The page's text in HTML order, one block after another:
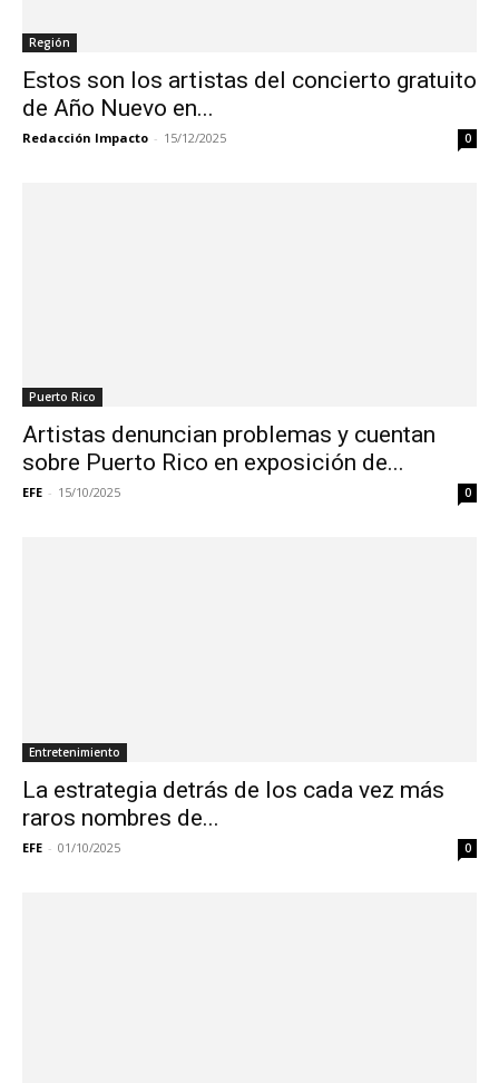
Región
Estos son los artistas del concierto gratuito
de Año Nuevo en...
Redacción Impacto - 15/12/2025 0
Puerto Rico
Artistas denuncian problemas y cuentan
sobre Puerto Rico en exposición de...
EFE - 15/10/2025 0
Entretenimiento
La estrategia detrás de los cada vez más
raros nombres de...
EFE - 01/10/2025 0